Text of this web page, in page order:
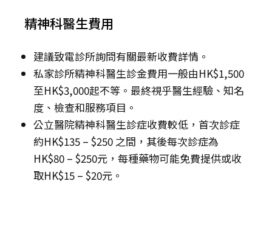
精神科醫生費用
建議致電診所詢問有關最新收費詳情。
私家診所精神科醫生診金費用一般由HK$1,500
至HK$3,000起不等。最終視乎醫生經驗、知名
度、檢查和服務項目。
公立醫院精神科醫生診症收費較低，首次診症
約HK$135 – $250 之間，其後每次診症為
HK$80 – $250元，每種藥物可能免費提供或收
取HK$15 – $20元。